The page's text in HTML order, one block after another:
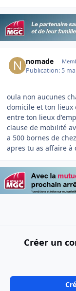
nomade
Publication: 5
oula non aucunes
domicile et ton lieux
entre ton lieux
clause de mobilité
a 500 bornes de
apres tu as affaire à
Créer un